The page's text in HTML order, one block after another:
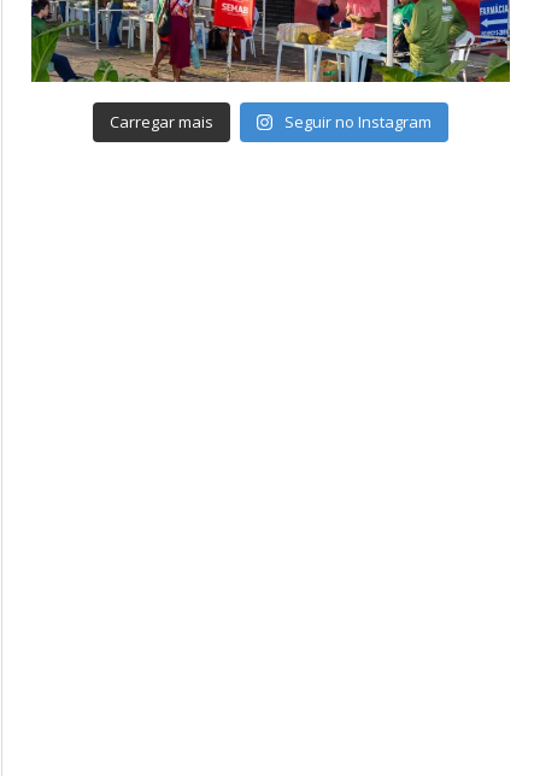
Carregar mais Seguir no Instagram